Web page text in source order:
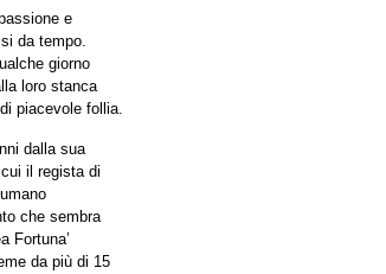
e
da tempo.
giorno
loro stanca
piacevole follia.
dalla sua
il regista di
che sembra
Fortuna’
da più di 15